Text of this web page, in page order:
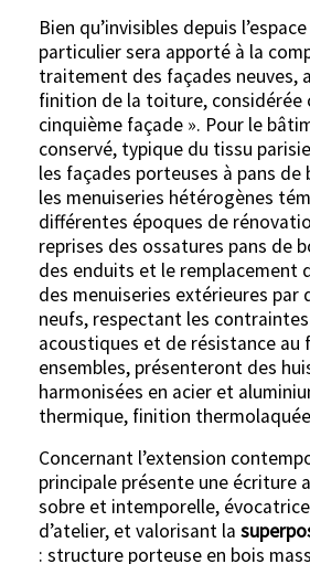
Bien qu’invisibles depuis
particulier sera apporté à la
traitement des façades neuves,
finition de la toiture, considérée
cinquième façade ». Pour le
conservé, typique du tissu
les façades porteuses à pans
les menuiseries hétérogènes
différentes époques de
reprises des ossatures pans de
des enduits et le remplacement
des menuiseries extérieures par
neufs, respectant les
acoustiques et de résistance au
ensembles, présenteront des
harmonisées en acier et
thermique, finition
Concernant l’extension
principale présente une écriture
sobre et intemporelle,
d’atelier, et valorisant la
: structure porteuse en bois